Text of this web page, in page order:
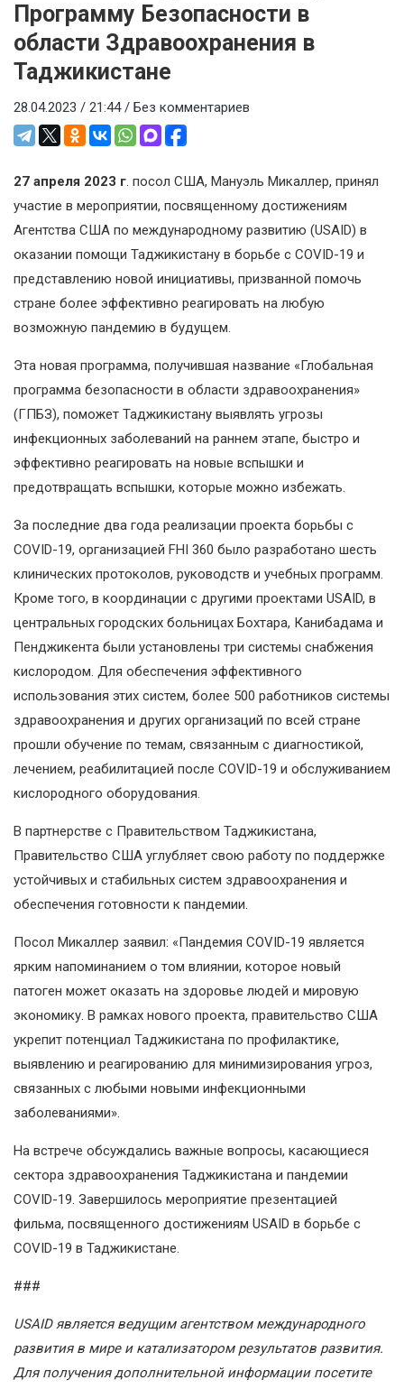
Программу Безопасности в
области Здравоохранения в
Таджикистане
28.04.2023 / 21:44 / Без комментариев
27 апреля 2023 г. посол США, Мануэль Микаллер, принял
участие в мероприятии, посвященному достижениям
Агентства США по международному развитию (USAID) в
оказании помощи Таджикистану в борьбе с COVID-19 и
представлению новой инициативы, призванной помочь
стране более эффективно реагировать на любую
возможную пандемию в будущем.
Эта новая программа, получившая название «Глобальная
программа безопасности в области здравоохранения»
(ГПБЗ), поможет Таджикистану выявлять угрозы
инфекционных заболеваний на раннем этапе, быстро и
эффективно реагировать на новые вспышки и
предотвращать вспышки, которые можно избежать.
За последние два года реализации проекта борьбы с
COVID-19, организацией FHI 360 было разработано шесть
клинических протоколов, руководств и учебных программ.
Кроме того, в координации с другими проектами USAID, в
центральных городских больницах Бохтара, Канибадама и
Пенджикента были установлены три системы снабжения
кислородом. Для обеспечения эффективного
использования этих систем, более 500 работников системы
здравоохранения и других организаций по всей стране
прошли обучение по темам, связанным с диагностикой,
лечением, реабилитацией после COVID-19 и обслуживанием
кислородного оборудования.
В партнерстве с Правительством Таджикистана,
Правительство США углубляет свою работу по поддержке
устойчивых и стабильных систем здравоохранения и
обеспечения готовности к пандемии.
Посол Микаллер заявил: «Пандемия COVID-19 является
ярким напоминанием о том влиянии, которое новый
патоген может оказать на здоровье людей и мировую
экономику. В рамках нового проекта, правительство США
укрепит потенциал Таджикистана по профилактике,
выявлению и реагированию для минимизирования угроз,
связанных с любыми новыми инфекционными
заболеваниями».
На встрече обсуждались важные вопросы, касающиеся
сектора здравоохранения Таджикистана и пандемии
COVID-19. Завершилось мероприятие презентацией
фильма, посвященного достижениям USAID в борьбе с
COVID-19 в Таджикистане.
###
USAID является ведущим агентством международного
развития в мире и катализатором результатов развития.
Для получения дополнительной информации посетите